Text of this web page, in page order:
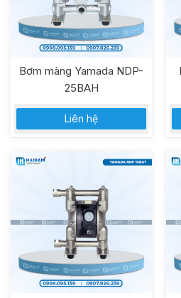
Bơm màng Yamada NDP-
25BAH
Liên hệ